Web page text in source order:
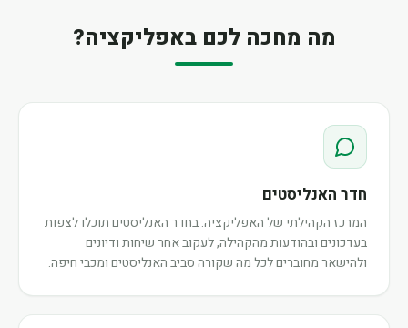
מה מחכה לכם באפליקציה?
חדר האנליסטים
המרכז הקהילתי של האפליקציה. בחדר האנליסטים תוכלו לצפות
בעדכונים ובהודעות מהקהילה, לעקוב אחר שיחות ודיונים
ולהישאר מחוברים לכל מה שקורה סביב האנליסטים ומכבי חיפה.